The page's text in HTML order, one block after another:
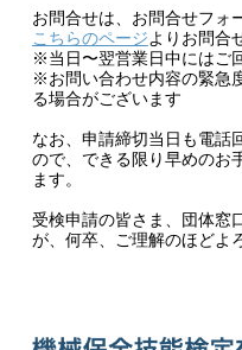
お問合せは、お問合せフォ
こちらのページよりお問合
※当日〜翌営業日中にはご
※お問い合わせ内容の緊急
る場合がございます
なお、申請締切当日も電話
ので、できる限り早めのお
ます。
受検申請の皆さま、団体窓
が、何卒、ご理解のほどよ